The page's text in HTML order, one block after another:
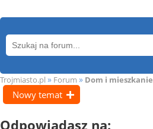
Trojmiasto.pl » Forum » Dom i mieszkanie
Nowy temat
Odpowiadasz na: